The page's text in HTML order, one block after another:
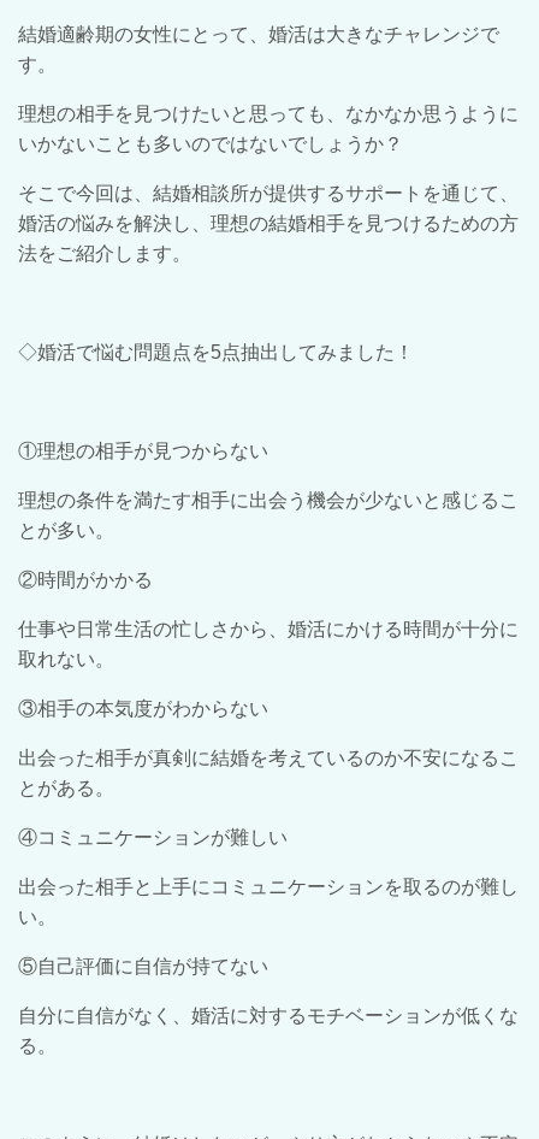
結婚適齢期の女性にとって、婚活は大きなチャレンジで
す。
理想の相手を見つけたいと思っても、なかなか思うように
いかないことも多いのではないでしょうか？
そこで今回は、結婚相談所が提供するサポートを通じて、
婚活の悩みを解決し、理想の結婚相手を見つけるための方
法をご紹介します。
◇婚活で悩む問題点を5点抽出してみました！
①理想の相手が見つからない
理想の条件を満たす相手に出会う機会が少ないと感じるこ
とが多い。
②時間がかかる
仕事や日常生活の忙しさから、婚活にかける時間が十分に
取れない。
③相手の本気度がわからない
出会った相手が真剣に結婚を考えているのか不安になるこ
とがある。
④コミュニケーションが難しい
出会った相手と上手にコミュニケーションを取るのが難し
い。
⑤自己評価に自信が持てない
自分に自信がなく、婚活に対するモチベーションが低くな
る。